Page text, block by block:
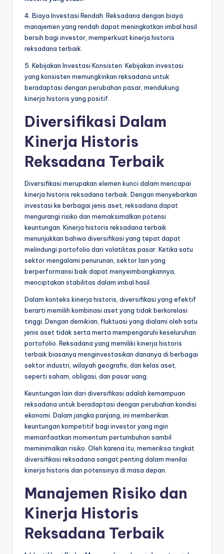
4. Biaya Investasi Rendah: Reksadana dengan biaya
manajemen yang rendah dapat meningkatkan imbal hasil
bersih bagi investor, memperkuat kinerja historis
reksadana terbaik.
5. Kebijakan Investasi Konsisten: Kebijakan investasi
yang konsisten memungkinkan reksadana untuk
beradaptasi dengan perubahan pasar, mendukung
kinerja historis yang positif.
Diversifikasi Dalam
Kinerja Historis
Reksadana Terbaik
Diversifikasi merupakan elemen kunci dalam mencapai
kinerja historis reksadana terbaik. Dengan menyebarkan
investasi ke berbagai jenis aset, reksadana dapat
mengurangi risiko dan memaksimalkan potensi
keuntungan. Kinerja historis reksadana terbaik
menunjukkan bahwa diversifikasi yang tepat dapat
melindungi portofolio dari volatilitas pasar. Ketika satu
sektor mengalami penurunan, sektor lain yang
berperformansi baik dapat menyeimbangkannya,
menciptakan stabilitas dalam imbal hasil.
Dalam konteks kinerja historis, diversifikasi yang efektif
berarti memilih kombinasi aset yang tidak berkorelasi
tinggi. Dengan demikian, fluktuasi yang dialami oleh satu
jenis aset tidak serta merta mempengaruhi keseluruhan
portofolio. Reksadana yang memiliki kinerja historis
terbaik biasanya menginvestasikan dananya di berbagai
sektor industri, wilayah geografis, dan kelas aset,
seperti saham, obligasi, dan pasar uang.
Keuntungan lain dari diversifikasi adalah kemampuan
reksadana untuk beradaptasi dengan perubahan kondisi
ekonomi. Dalam jangka panjang, ini memberikan
keuntungan kompetitif bagi investor yang ingin
memanfaatkan momentum pertumbuhan sambil
meminimalkan risiko. Oleh karena itu, memeriksa tingkat
diversifikasi reksadana sangat penting dalam menilai
kinerja historis dan potensinya di masa depan.
Manajemen Risiko dan
Kinerja Historis
Reksadana Terbaik